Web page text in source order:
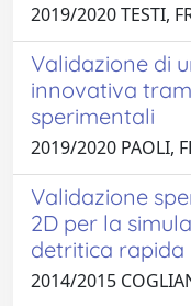
2019/2020 TESTI,
Validazione di
innovativa
sperimentali
2019/2020 PAOLI,
Validazione
2D per la
detritica rapida
2014/2015